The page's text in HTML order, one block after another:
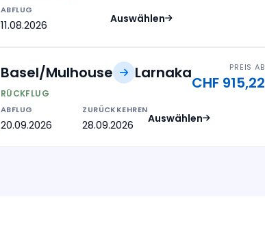
ABFLUG
11.08.2026 Auswählen
Basel/Mulhouse Larnaka
RÜCKFLUG
PREIS AB
CHF 915,22
ABFLUG
20.09.2026
ZURÜCKKEHREN
28.09.2026 Auswählen